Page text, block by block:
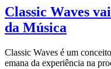
Classic Waves
da Música
Classic Waves é um
emana da experiência na